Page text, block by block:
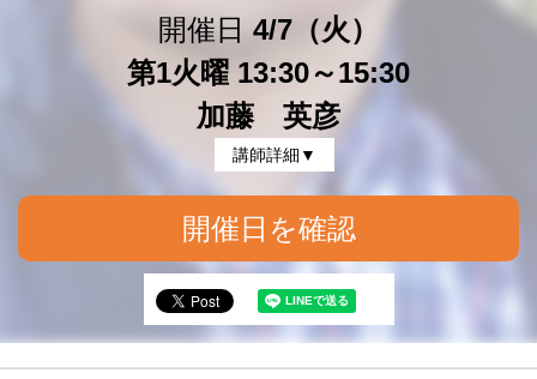
開催日 4/7（火）
第1火曜 13:30～15:30
加藤 英彦
講師詳細▼
開催日を確認